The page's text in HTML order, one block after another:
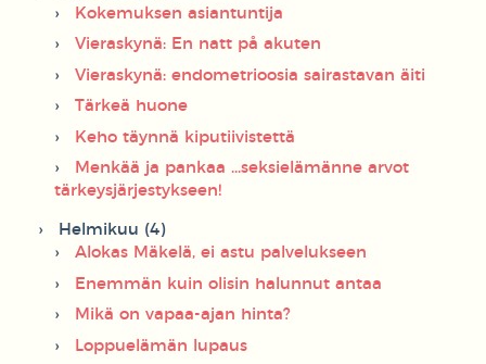
Kokemuksen asiantuntija
Vieraskynä: En natt på akuten
Vieraskynä: endometrioosia sairastavan äiti
Tärkeä huone
Keho täynnä kiputiivistettä
Menkää ja pankaa ...seksielämänne arvot
tärkeysjärjestykseen!
Helmikuu (4)
Alokas Mäkelä, ei astu palvelukseen
Enemmän kuin olisin halunnut antaa
Mikä on vapaa-ajan hinta?
Loppuelämän lupaus